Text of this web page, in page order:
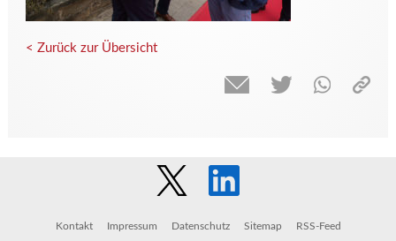
< Zurück zur Übersicht
Kontakt Impressum Datenschutz Sitemap RSS-Feed